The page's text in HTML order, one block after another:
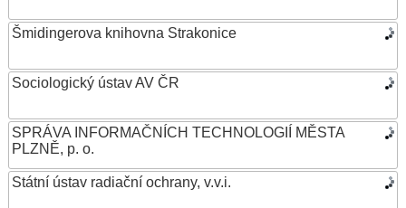
Šmidingerova knihovna Strakonice
Sociologický ústav AV ČR
SPRÁVA INFORMAČNÍCH TECHNOLOGIÍ MĚSTA
PLZNĚ, p. o.
Státní ústav radiační ochrany, v.v.i.